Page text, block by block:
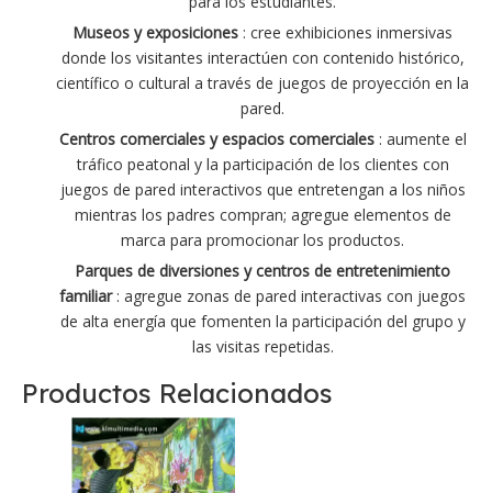
Museos y exposiciones : cree exhibiciones inmersivas
donde los visitantes interactúen con contenido histórico,
científico o cultural a través de juegos de proyección en la
pared.
Centros comerciales y espacios comerciales : aumente el
tráfico peatonal y la participación de los clientes con
juegos de pared interactivos que entretengan a los niños
mientras los padres compran; agregue elementos de
marca para promocionar los productos.
Parques de diversiones y centros de entretenimiento
familiar : agregue zonas de pared interactivas con juegos
de alta energía que fomenten la participación del grupo y
las visitas repetidas.
Productos Relacionados